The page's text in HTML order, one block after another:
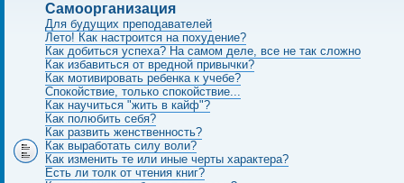
Самоорганизация
Для будущих преподавателей
Лето! Как настроится на похудение?
Как добиться успеха? На самом деле, все не так сложно
Как избавиться от вредной привычки?
Как мотивировать ребенка к учебе?
Спокойствие, только спокойствие...
Как научиться "жить в кайф"?
Как полюбить себя?
Как развить женственность?
Как выработать силу воли?
Как изменить те или иные черты характера?
Есть ли толк от чтения книг?